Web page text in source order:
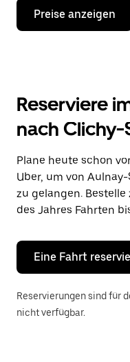
Drücke
Nach-
Kalender
interagieren
ein
Datum
auszuwählen.
Drücke
die
Escape-
um
den
Kalender
schließen.
Preise anzeigen
Reserviere
nach Clichy-
Plane heute schon
Uber, um von
zu gelangen.
des Jahres Fahrten
Eine Fahrt
Reservierungen sind für
nicht verfügbar.